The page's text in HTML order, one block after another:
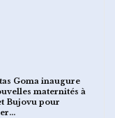
Goma inaugure
maternités à
Bujovu pour